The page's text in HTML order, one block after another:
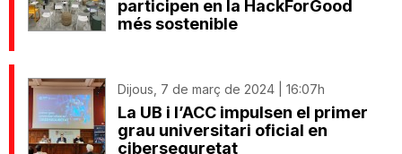
participen en la HackForGood
més sostenible
Dijous, 7 de març de 2024 | 16:07h
La UB i l’ACC impulsen el primer
grau universitari oficial en
ciberseguretat